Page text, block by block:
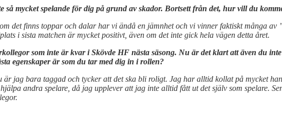
så mycket spelande för dig på grund av skador. Bortsett från det, hur vill du
det finns toppar och dalar har vi ändå en jämnhet och vi vinner faktiskt många
i sista matchen är mycket positivt, även om det inte gick hela vägen detta året.
som inte är kvar i Skövde HF nästa säsong. Nu är det klart att även du
egenskaper är som du tar med dig in i rollen?
jag bara taggad och tycker att det ska bli roligt. Jag har alltid kollat på mycket
andra spelare, då jag upplever att jag inte alltid fått ut det själv som spelare.